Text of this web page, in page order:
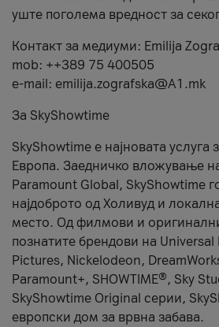
уште поголема вредност за
Контакт за медиуми: Emilija
mob: ++389 75 400505
e-mail: emilija.zografska@A1.mk
За SkyShowtime
SkyShowtime е најновата услуга
Европа. Заедничко вложување
Paramount Global, SkyShowtime
најдоброто од Холивуд и
место. Од филмови и
познатите брендови на
Pictures, Nickelodeon,
Paramount+, SHOWTIME®, Sky
SkyShowtime Original серии,
европски дом за врвна забава.